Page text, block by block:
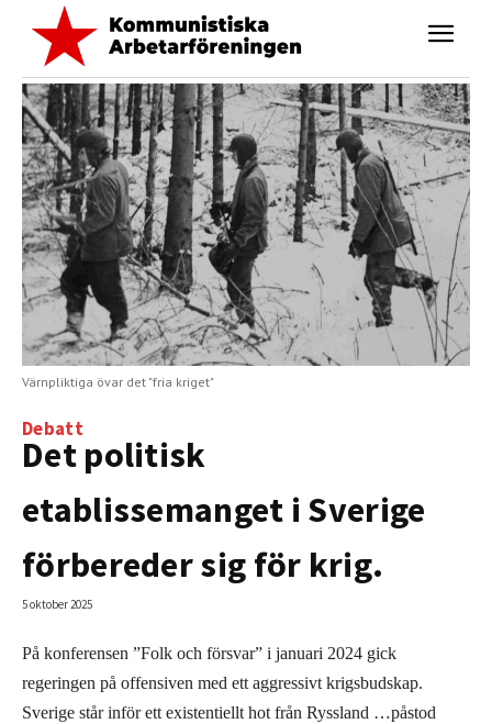
Värnpliktiga övar det "fria kriget"
Debatt
Det politisk
etablissemanget i Sverige
förbereder sig för krig.
5 oktober 2025
På konferensen ”Folk och försvar” i januari 2024 gick
regeringen på offensiven med ett aggressivt krigsbudskap.
Sverige står inför ett existentiellt hot från Ryssland …påstod